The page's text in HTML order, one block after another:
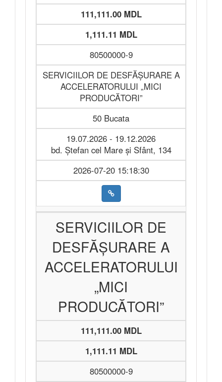
111,111.00 MDL
1,111.11 MDL
80500000-9
SERVICIILOR DE DESFĂȘURARE A
ACCELERATORULUI „MICI
PRODUCĂTORI”
50 Bucata
19.07.2026 - 19.12.2026
bd. Ștefan cel Mare și Sfânt, 134
2026-07-20 15:18:30
SERVICIILOR DE
DESFĂȘURARE A
ACCELERATORULUI
„MICI
PRODUCĂTORI”
111,111.00 MDL
1,111.11 MDL
80500000-9